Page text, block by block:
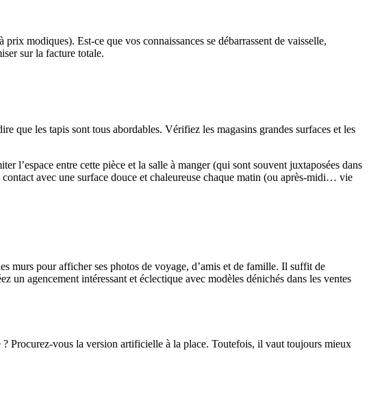
modiques). Est-ce que vos connaissances se débarrassent de vaisselle,
sur la facture totale.
que les tapis sont tous abordables. Vérifiez les magasins grandes surfaces et les
l’espace entre cette pièce et la salle à manger (qui sont souvent juxtaposées dans
avec une surface douce et chaleureuse chaque matin (ou après-midi… vie
murs pour afficher ses photos de voyage, d’amis et de famille. Il suffit de
un agencement intéressant et éclectique avec modèles dénichés dans les ventes
Procurez-vous la version artificielle à la place. Toutefois, il vaut toujours mieux